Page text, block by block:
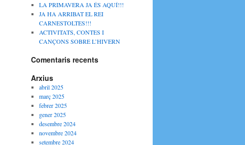
LA PRIMAVERA JA ÉS AQUÍ!!!
JA HA ARRIBAT EL REI
CARNESTOLTES!!!
ACTIVITATS, CONTES I
CANÇONS SOBRE L’HIVERN
Comentaris recents
Arxius
abril 2025
març 2025
febrer 2025
gener 2025
desembre 2024
novembre 2024
setembre 2024